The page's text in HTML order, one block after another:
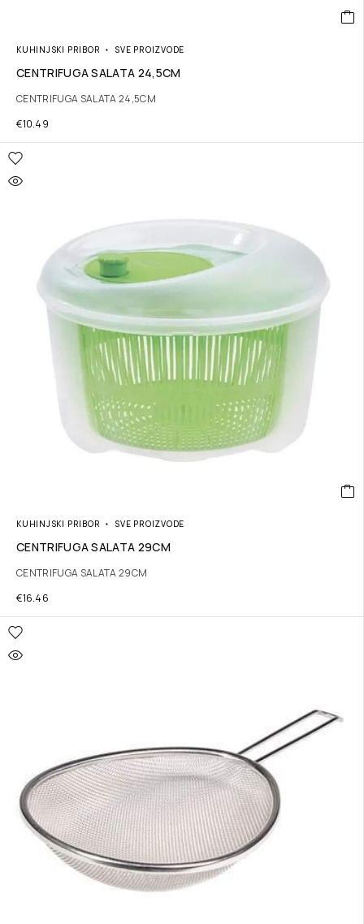
KUHINJSKI PRIBOR SVE PROIZVODE
CENTRIFUGA SALATA 24,5CM
CENTRIFUGA SALATA 24,5CM
€10.49
KUHINJSKI PRIBOR SVE PROIZVODE
CENTRIFUGA SALATA 29CM
CENTRIFUGA SALATA 29CM
€16.46